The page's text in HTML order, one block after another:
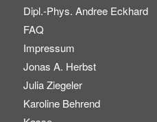
Dipl.-Phys. Andree Eckhard
FAQ
Impressum
Jonas A. Herbst
Julia Ziegeler
Karoline Behrend